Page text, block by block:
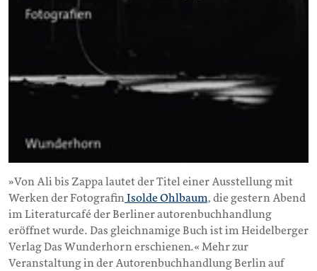
»Von Ali bis Zappa lautet der Titel einer Ausstellung mit
Werken der FotografinIsolde Ohlbaum, die gestern Abend
im Literaturcafé der Berliner autorenbuchhandlung
eröffnet wurde. Das gleichnamige Buch ist im Heidelberger
Verlag Das Wunderhorn erschienen.« Mehr zur
Veranstaltung in der Autorenbuchhandlung Berlin auf